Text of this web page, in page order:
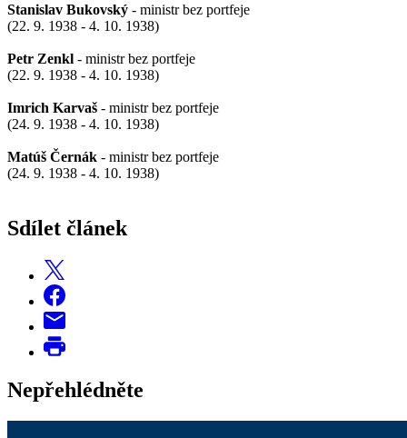
Stanislav Bukovský - ministr bez portfeje
(22. 9. 1938 - 4. 10. 1938)
Petr Zenkl - ministr bez portfeje
(22. 9. 1938 - 4. 10. 1938)
Imrich Karvaš - ministr bez portfeje
(24. 9. 1938 - 4. 10. 1938)
Matúš Černák - ministr bez portfeje
(24. 9. 1938 - 4. 10. 1938)
Sdílet článek
Nepřehlédněte